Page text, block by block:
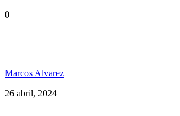
0
Marcos Alvarez
26 abril, 2024